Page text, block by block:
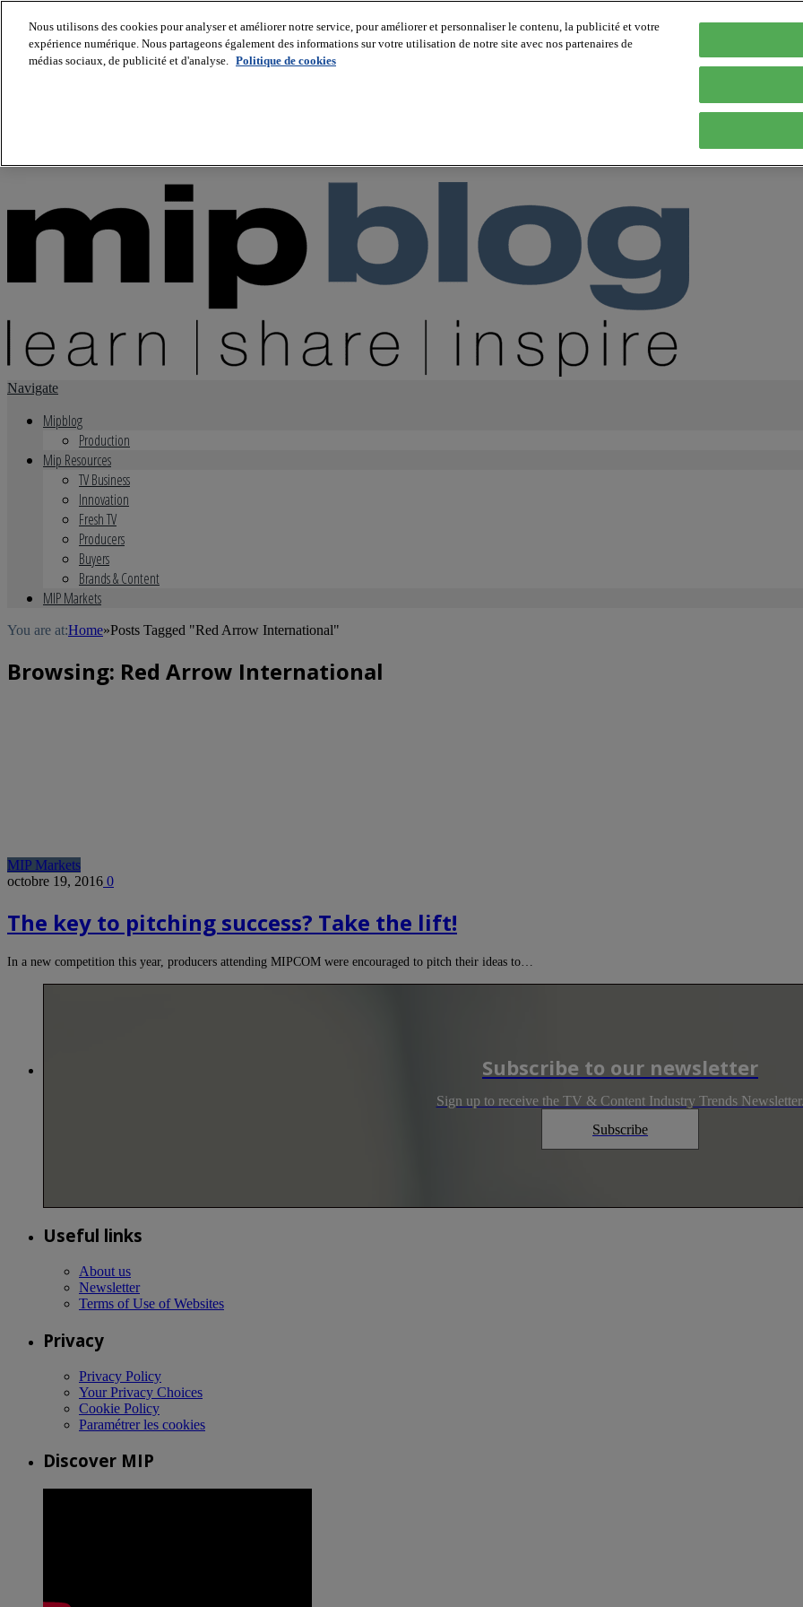
About us
Navigate
Mipblog
Production
Mip Resources
TV Business
Innovation
Fresh TV
Producers
Buyers
Brands & Content
MIP Markets
You are at:Home»Posts Tagged "Red Arrow International"
Browsing: Red Arrow International
MIP Markets
octobre 19, 2016 0
The key to pitching success? Take the lift!
In a new competition this year, producers attending MIPCOM were encouraged to pitch their ideas to…
Subscribe to our newsletter
Sign up to receive the TV & Content Industry Trends
Subscribe
Useful links
About us
Newsletter
Terms of Use of Websites
Privacy
Privacy Policy
Your Privacy Choices
Cookie Policy
Paramétrer les cookies
Discover MIP
Nous utilisons des cookies pour analyser et améliorer notre service, pour améliorer et personnaliser le contenu, la publicité et votre
expérience numérique. Nous partageons également des informations sur votre utilisation de notre site avec nos partenaires de
médias sociaux, de publicité et d'analyse. Politique de cookies